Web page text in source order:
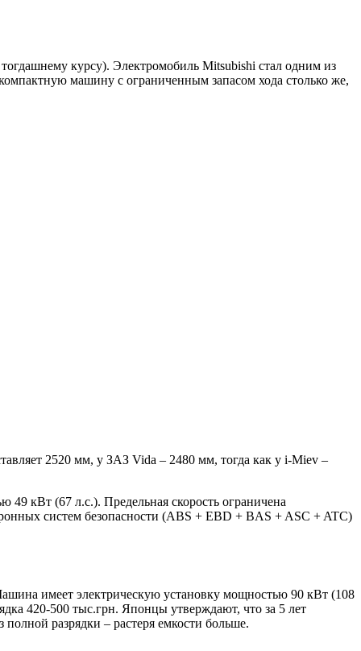
курсу). Электромобиль Mitsubishi стал одним из
машину с ограниченным запасом хода столько же,
2520 мм, у ЗАЗ Vida – 2480 мм, тогда как у i-Miev –
49 кВт (67 л.с.). Предельная скорость ограничена
систем безопасности (ABS + EBD + BAS + ASC + ATC)
имеет электрическую установку мощностью 90 кВт (108
420-500 тыс.грн. Японцы утверждают, что за 5 лет
полной разрядки – растеря емкости больше.